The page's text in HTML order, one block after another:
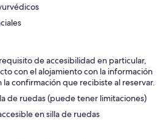
de accesibilidad en particular,
con el alojamiento con la información
la confirmación que recibiste al reservar.
de ruedas (puede tener limitaciones)
en silla de ruedas